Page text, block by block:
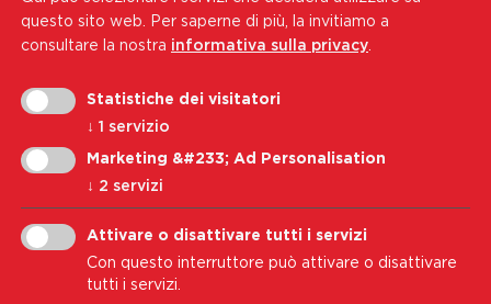
Iscriviti alla nostra newsletter
Indirizzo e-mail
Accetto iInformativa sulla privacy
Nota legale Privacy Cookie Policy Trasparenza
Modifica impostazione cookie
questo sito web. Per saperne di più, la invitiamo a
consultare la nostra informativa sulla privacy
Statistiche dei visitatori
↓ 1 servizio
Marketing &#233; Ad Personalisation
↓ 2 servizi
Attivare o disattivare tutti i servizi
Con questo interruttore può attivare o disattivare
tutti i servizi.